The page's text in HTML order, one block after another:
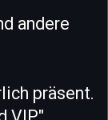
andere
präsent.